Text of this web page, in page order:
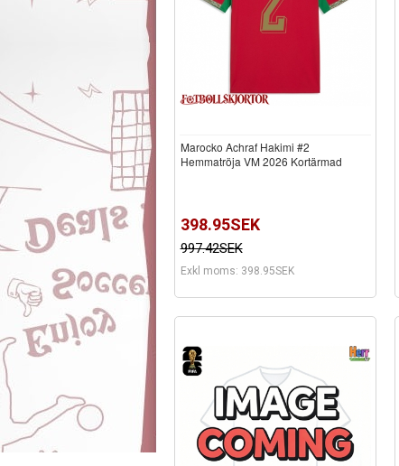
Marocko Achraf Hakimi #2
Hemmatröja VM 2026 Kortärmad
398.95SEK
997.42SEK
Exkl moms: 398.95SEK